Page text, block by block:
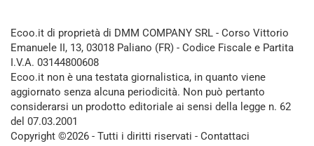
Ecoo.it di proprietà di DMM COMPANY SRL - Corso Vittorio
Emanuele II, 13, 03018 Paliano (FR) - Codice Fiscale e Partita
I.V.A. 03144800608
Ecoo.it non è una testata giornalistica, in quanto viene
aggiornato senza alcuna periodicità. Non può pertanto
considerarsi un prodotto editoriale ai sensi della legge n. 62
del 07.03.2001
Copyright ©2026 - Tutti i diritti riservati - Contattaci